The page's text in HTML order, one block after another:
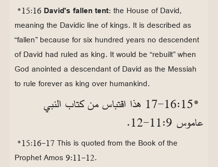
*15:16 David's fallen tent: the House of David,
meaning the Davidic line of kings. It is described as
“fallen” because for six hundred years no descendent
of David had ruled as king. It would be “rebuilt” when
God anointed a descendant of David as the Messiah
to rule forever as king over humankind.
*15‏:16‏-17 هذا اقتباس من كتاب النبي
عاموس 9‏:11‏-12.
*15:16-17 This is quoted from the Book of the
Prophet Amos 9:11-12.